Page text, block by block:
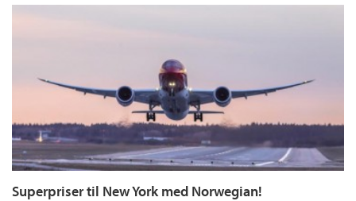
Superpriser til New York med Norwegian!